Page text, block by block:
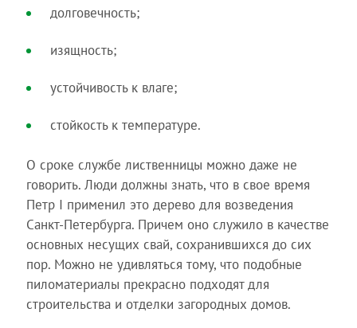
долговечность;
изящность;
устойчивость к влаге;
стойкость к температуре.
О сроке службе лиственницы можно даже не
говорить. Люди должны знать, что в свое время
Петр I применил это дерево для возведения
Санкт-Петербурга. Причем оно служило в качестве
основных несущих свай, сохранившихся до сих
пор. Можно не удивляться тому, что подобные
пиломатериалы прекрасно подходят для
строительства и отделки загородных домов.